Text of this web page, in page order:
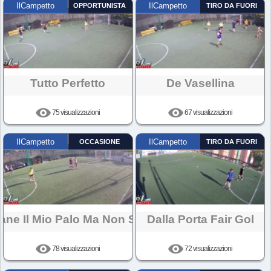
IlCampetto OPPORTUNISTA
Tutto Perfetto
75 visualizzazioni
IlCampetto TIRO DA FUORI
De Vasellina
67 visualizzazioni
IlCampetto OCCASIONE
Il Mio Palo Ma Non Solo
78 visualizzazioni
IlCampetto TIRO DA FUORI
Dalla Porta Fair Gol
72 visualizzazioni